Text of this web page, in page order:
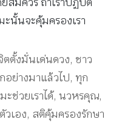
ะนั้นจะคุ้มครองเรา
ตตั้งมั่นเด่นดวง, ชาว
อย่างมาแล้วไป, ทุก
ะช่วยเราได้, นวหรคุณ,
วเอง, สติคุ้มครองรักษา